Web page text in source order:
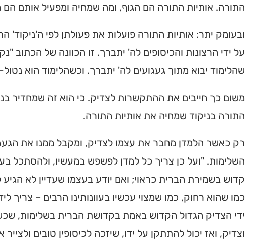
התורה. אותיות התורה הם הגוף, ומה שמחיה ומפעיל אותם הם
ובעומק יתר: אותיות התורה פועלות את פעולתן לפי ה'ניקוד'
על ידי הרצונות והכיסופים לה' יתברך. זו הכוונה של הכתוב
שהלימוד יבוא מתוך געגועים לה' יתברך. וכשהלימוד הוא
משום כך חייבים את ההתקשרות לצדיק. כי הוא זה שמחדיר
התורה בניקוד שמחיה את אותיות התורה.
רק כאשר הלמדן מחבר את עצמו לצדיק, ומקבל ממנו את
השלימות. "ועל כן צריך כל למדן לפשפש במעשיו, ולהסתכל
קדוש בשמירת הברית כראוי; ואם יודע בעצמו שעדיין לא
כמו שהוא רחוק, כמו שמצוי עכשיו בעוונותינו הרבים – צריך
ידי הצדיק הגדול הקדוש באמת בקדושת הברית בשלימות,
וצדיק, ואז יכול להתתקן על ידו, שיזכה לכיסופין טובים
בית כנסת או
ברסלב?
ובעולם! מצאו זמני תפילות, שיעורי